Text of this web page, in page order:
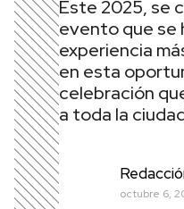
Este 2025, se
evento que se
experiencia
en esta
celebración
a toda la
octubre 6,